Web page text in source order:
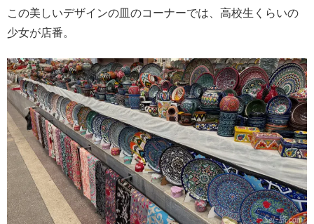
この美しいデザインの皿のコーナーでは、高校生くらいの
少女が店番。